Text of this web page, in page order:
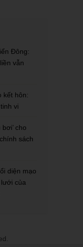
Đông:
vẫn
kết hôn:
vi
cho
sách
diện mạo
của